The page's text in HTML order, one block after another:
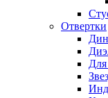
Отвертки